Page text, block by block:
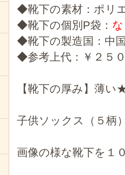
◆靴下の素材：ポリ
◆靴下の個別P袋：
◆靴下の製造国：中
◆参考上代：￥２５
【靴下の厚み】
子供ソックス（５柄
画像の様な靴下を１